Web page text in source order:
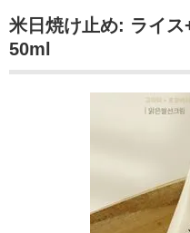
米日焼け止め: ライ
50ml